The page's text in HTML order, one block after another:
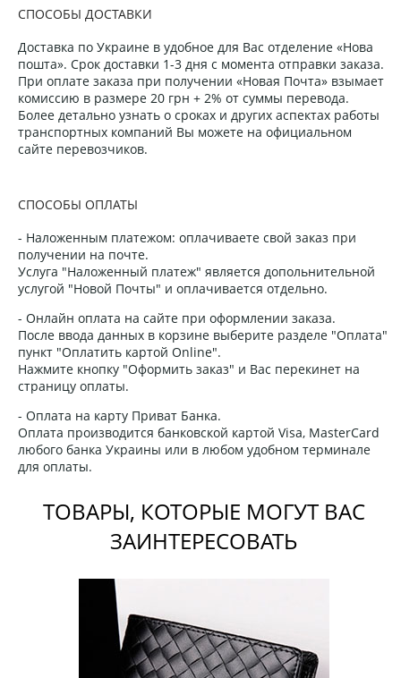
СПОСОБЫ ДОСТАВКИ
Доставка по Украине в удобное для Вас отделение «Нова
пошта». Срок доставки 1-3 дня с момента отправки заказа.
При оплате заказа при получении «Новая Почта» взымает
комиссию в размере 20 грн + 2% от суммы перевода.
Более детально узнать о сроках и других аспектах работы
транспортных компаний Вы можете на официальном
сайте перевозчиков.
СПОСОБЫ ОПЛАТЫ
- Наложенным платежом: оплачиваете свой заказ при
получении на почте.
Услуга "Наложенный платеж" является допольнительной
услугой "Новой Почты" и оплачивается отдельно.
- Онлайн оплата на сайте при оформлении заказа.
После ввода данных в корзине выберите разделе "Оплата"
пункт "Оплатить картой Online".
Нажмите кнопку "Оформить заказ" и Вас перекинет на
страницу оплаты.
- Оплата на карту Приват Банка.
Оплата производится банковской картой Visa, MasterCard
любого банка Украины или в любом удобном терминале
для оплаты.
ТОВАРЫ, КОТОРЫЕ МОГУТ ВАС
ЗАИНТЕРЕСОВАТЬ